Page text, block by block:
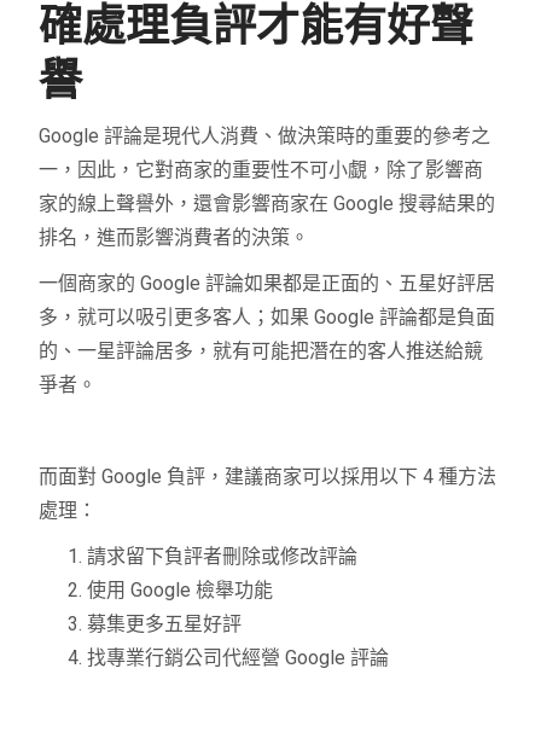
確處理負評才能有好聲
譽
Google 評論是現代人消費、做決策時的重要的參考之
一，因此，它對商家的重要性不可小覷，除了影響商
家的線上聲譽外，還會影響商家在 Google 搜尋結果的
排名，進而影響消費者的決策。
一個商家的 Google 評論如果都是正面的、五星好評居
多，就可以吸引更多客人；如果 Google 評論都是負面
的、一星評論居多，就有可能把潛在的客人推送給競
爭者。
而面對 Google 負評，建議商家可以採用以下 4 種方法
處理：
請求留下負評者刪除或修改評論
使用 Google 檢舉功能
募集更多五星好評
找專業行銷公司代經營 Google 評論